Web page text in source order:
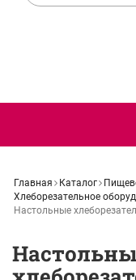
Главная Каталог
Хлеборезательное
Настольные